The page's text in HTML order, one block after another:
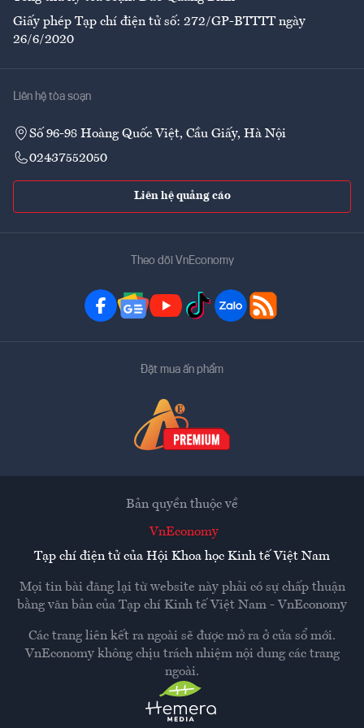
Giấy phép Tạp chí điện tử số: 272/GP-BTTTT ngày
26/6/2020
Liên hệ tòa soạn
Số 96-98 Hoàng Quốc Việt, Cầu Giấy, Hà Nội
02437552050
Liên hệ quảng cáo
Theo dõi VnEconomy
Đặt mua ấn phẩm
Bản quyền thuộc về
VnEconomy
Tạp chí điện tử của Hội Khoa học Kinh tế Việt Nam
Mọi tin bài đăng lại từ website này phải có sự chấp thuận
bằng văn bản của Tạp chí Kinh tế Việt Nam - VnEconomy
Các trang liên kết ra ngoài sẽ được mở ra ở cửa sổ mới.
VnEconomy không chịu trách nhiệm nội dung các trang
ngoài.